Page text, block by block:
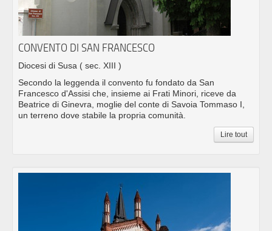
CONVENTO DI SAN FRANCESCO
Diocesi di Susa ( sec. XIII )
Secondo la leggenda il convento fu fondato da San
Francesco d'Assisi che, insieme ai Frati Minori, riceve da
Beatrice di Ginevra, moglie del conte di Savoia Tommaso I,
un terreno dove stabile la propria comunità.
Lire tout